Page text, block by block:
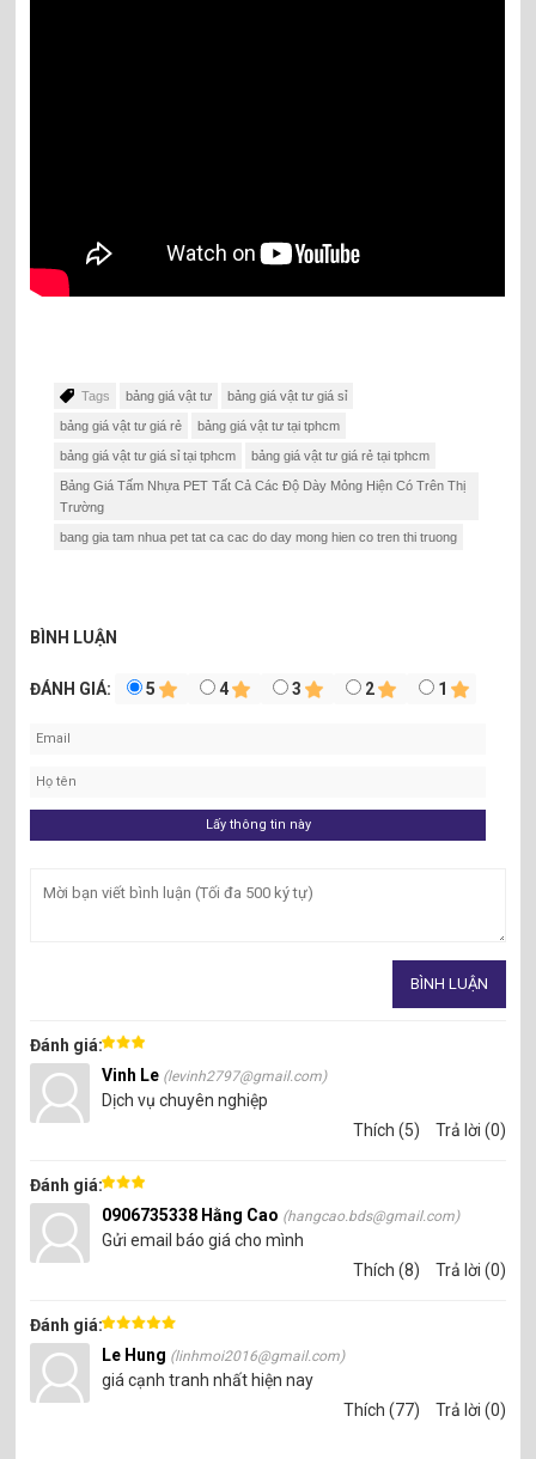
Tags bảng giá vật tư bảng giá vật tư giá sỉ
bảng giá vật tư giá rẻ bảng giá vật tư tại tphcm
bảng giá vật tư giá sỉ tại tphcm bảng giá vật tư giá rẻ tại tphcm
Bảng Giá Tấm Nhựa PET Tất Cả Các Độ Dày Mỏng Hiện Có Trên Thị
Trường
bang gia tam nhua pet tat ca cac do day mong hien co tren thi truong
BÌNH LUẬN
ĐÁNH GIÁ: 5 4 3 2 1
Đánh giá:
Vinh Le (levinh2797@gmail.com)
Dịch vụ chuyên nghiệp
Thích (5)
Trả lời (0)
Đánh giá:
0906735338 Hằng Cao (hangcao.bds@gmail.com)
Gửi email báo giá cho mình
Thích (8)
Trả lời (0)
Đánh giá:
Le Hung (linhmoi2016@gmail.com)
giá cạnh tranh nhất hiện nay
Thích (77)
Trả lời (0)